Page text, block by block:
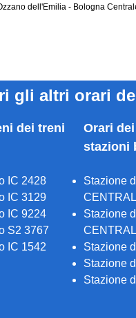
dell'Emilia - Bologna
gli altri orari
dei treni
IC 2428
IC 3129
IC 9224
S2 3767
IC 1542
Orari
stazioni
Stazione
CENTRAL
Stazione
CENTRAL
Stazione
Stazione
Stazione